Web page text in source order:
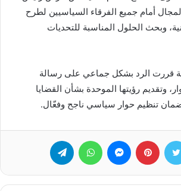
أمام جميع الفرقاء السياسيين لطرح
وبحث الحلول المناسبة للتحديات
قررت الرد بشكل جماعي على رسالة
وتقديم رؤيتها الموحدة بشأن القضايا
تنظيم حوار سياسي ناجح وفعّال.
تويتر بينتيريست ماسنجر واتساب